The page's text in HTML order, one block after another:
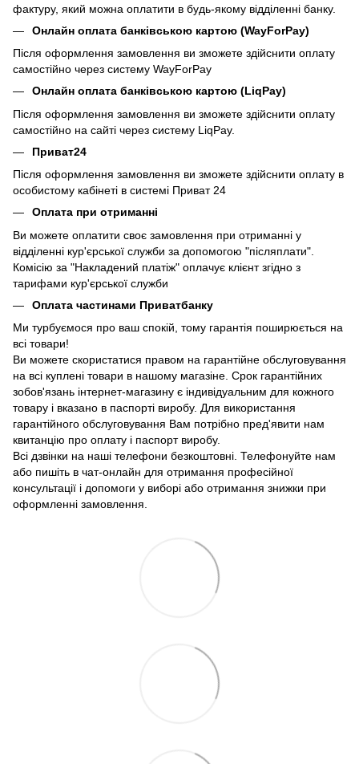
фактуру, який можна оплатити в будь-якому відділенні банку.
Онлайн оплата банківською картою (WayForPay)
Після оформлення замовлення ви зможете здійснити оплату
самостійно через систему WayForPay
Онлайн оплата банківською картою (LiqPay)
Після оформлення замовлення ви зможете здійснити оплату
самостійно на сайті через систему LiqPay.
Приват24
Після оформлення замовлення ви зможете здійснити оплату в
особистому кабінеті в системі Приват 24
Оплата при отриманні
Ви можете оплатити своє замовлення при отриманні у
відділенні кур'єрської служби за допомогою "післяплати".
Комісію за "Накладений платіж" оплачує клієнт згідно з
тарифами кур'єрської служби
Оплата частинами Приватбанку
Ми турбуємося про ваш спокій, тому гарантія поширюється на
всі товари!
Ви можете скористатися правом на гарантійне обслуговування
на всі куплені товари в нашому магазіне. Срок гарантійних
зобов'язань інтернет-магазину є індивідуальним для кожного
товару і вказано в паспорті виробу. Для використання
гарантійного обслуговування Вам потрібно пред'явити нам
квитанцію про оплату і паспорт виробу.
Всі дзвінки на наші телефони безкоштовні. Телефонуйте нам
або пишіть в чат-онлайн для отримання професійної
консультації і допомоги у виборі або отримання знижки при
оформленні замовлення.